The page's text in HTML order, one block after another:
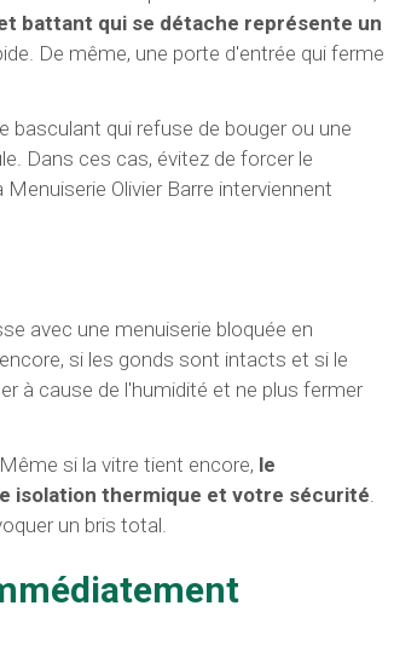
battant qui se détache représente un
De même, une porte d'entrée qui ferme
qui refuse de bouger ou une
Dans ces cas, évitez de forcer le
Olivier Barre interviennent
avec une menuiserie bloquée en
si les gonds sont intacts et si le
à cause de l'humidité et ne plus fermer
si la vitre tient encore, le
isolation thermique et votre sécurité.
un bris total.